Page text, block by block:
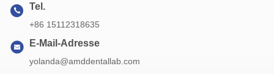
Tel.
+86 15112318635
E-Mail-Adresse
yolanda@amddentallab.com